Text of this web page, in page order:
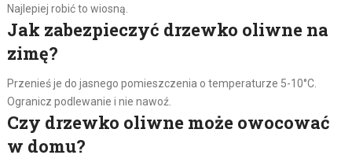
Najlepiej robić to wiosną.
Jak zabezpieczyć drzewko oliwne na
zimę?
Przenieś je do jasnego pomieszczenia o temperaturze 5-10°C.
Ogranicz podlewanie i nie nawoź.
Czy drzewko oliwne może owocować
w domu?